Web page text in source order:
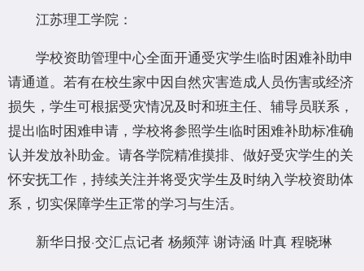
江苏理工学院：
学校资助管理中心全面开通受灾学生临时困难补助申
请通道。若有在校生家中因自然灾害造成人员伤害或经济
损失，学生可根据受灾情况及时和班主任、辅导员联系，
提出临时困难申请，学校将参照学生临时困难补助标准确
认并发放补助金。请各学院精准摸排、做好受灾学生的关
怀安抚工作，持续关注并将受灾学生及时纳入学校资助体
系，切实保障学生正常的学习与生活。
新华日报·交汇点记者 杨频萍 谢诗涵 叶真 程晓琳